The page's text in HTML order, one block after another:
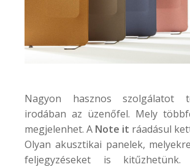
Nagyon hasznos szolgálatot
irodában az üzenőfel. Mely
megjelenhet. A Note it ráadásul
Olyan akusztikai panelek,
feljegyzéseket is kitűzhetünk.